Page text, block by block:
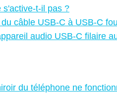
s'active-t-il pas ?
câble USB-C à USB-C
audio USB-C filaire
du téléphone ne